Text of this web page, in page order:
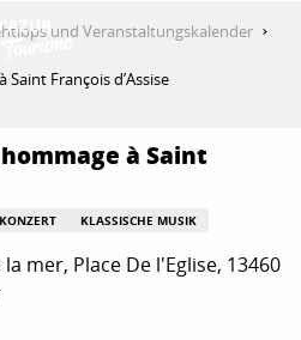
und Veranstaltungskalender
François d’Assise
à Saint
KONZERT KLASSISCHE MUSIK
mer, Place De l'Eglise, 13460